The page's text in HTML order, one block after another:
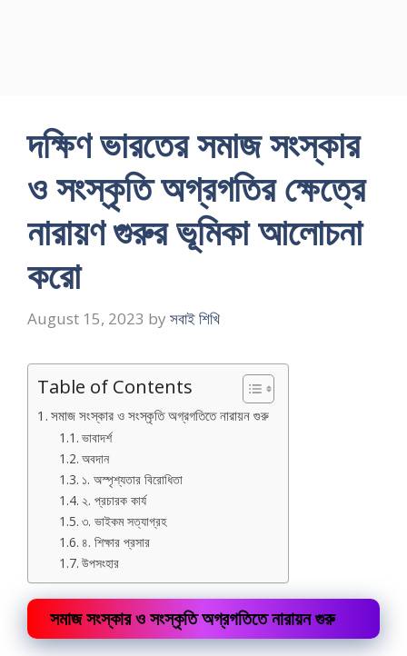
দক্ষিণ ভারতের সমাজ সংস্কার
ও সংস্কৃতি অগ্রগতির ক্ষেত্রে
নারায়ণ গুরুর ভূমিকা আলোচনা
করো
August 15, 2023 by সবাই শিখি
Table of Contents
সমাজ সংস্কার ও সংস্কৃতি অগ্রগতিতে নারায়ন গুরু
ভাবাদর্শ
অবদান
১. অস্পৃশ্যতার বিরোধিতা
২. প্রচারক কার্য
৩. ভাইকম সত্যাগ্রহ
৪. শিক্ষার প্রসার
উপসংহার
সমাজ সংস্কার ও সংস্কৃতি অগ্রগতিতে নারায়ন গুরু